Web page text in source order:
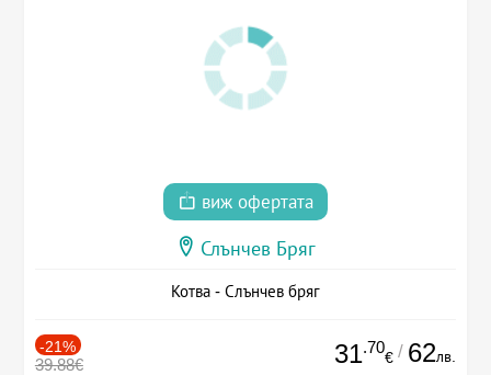
виж офертата
Слънчев Бряг
Котва - Слънчев бряг
-21%
39.88€ 31.70
€ / 62лв.